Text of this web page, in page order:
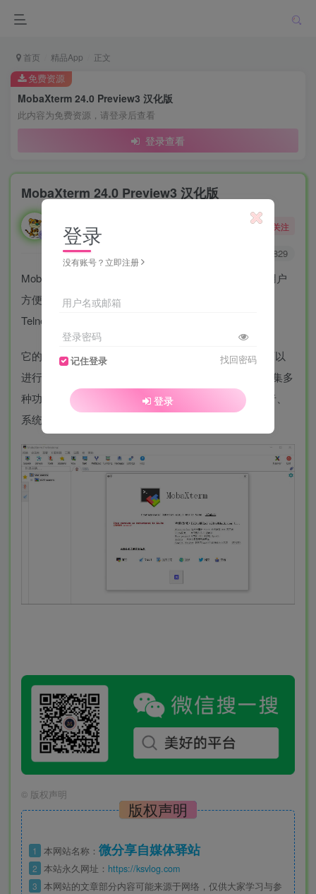
首页 精品App 正文
MobaXterm 24.0 Preview3 汉化版
此内容为免费资源，请登录后查看
登录查看
免费资源
MobaXterm 24.0 Preview3 汉化版
酒醒只在花前坐，酒醉还来花下眠。
关注
5829
MobaXterm是一款优秀的远程桌面管理软件，可以让用户
方便地进行远程终端访问，支持SSH、RDP、VNC、
Telnet等多种协议。
它的功能非常强大，不仅可以用于远程终端访问，还可以
进行X11转发、文件传输、网络扫描等操作。作为一款集多
种功能于一身的软件，MobaXterm也是非常适合开发者、
系统管理员、网络安全工程师等使用。
© 版权声明
版权声明
1 本网站名称： 微分享自媒体驿站
2 本站永久网址： https://ksvlog.com
3 本网站的文章部分内容可能来源于网络，仅供大家学习与参
登录
没有账号？立即注册
用户名或邮箱
登录密码
记住登录 找回密码
登录